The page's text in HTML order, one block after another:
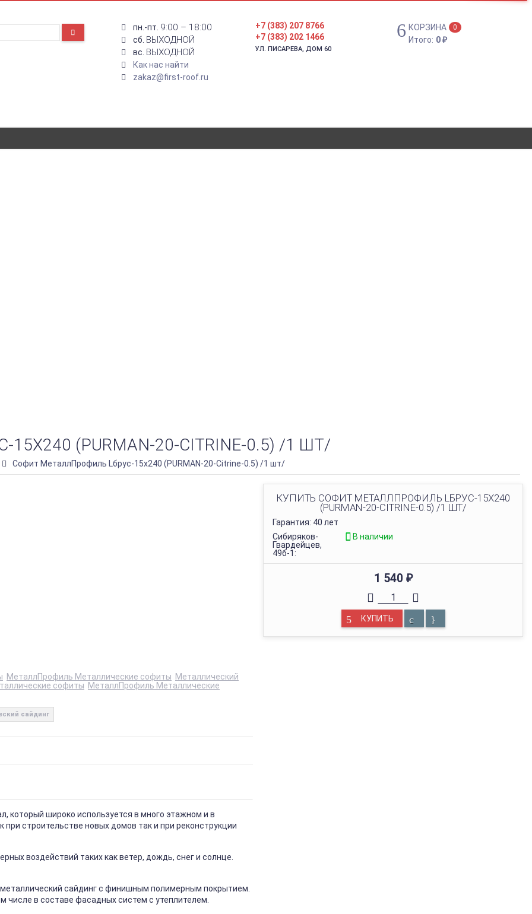
пн.-пт. 9:00 – 18:00
сб. ВЫХОДНОЙ
вс. ВЫХОДНОЙ
Как нас найти
zakaz@first-roof.ru
+7 (383) 207 8766
+7 (383) 202 1466
УЛ. ПИСАРЕВА, ДОМ 60
КОРЗИНА 0
Итого: 0₽
(PURMAN-20-CITRINE-0.5) /1 ШТ/
Софит МеталлПрофиль Lбрус-15х240 (PURMAN-20-Citrine-0.5) /1 шт/
КУПИТЬ СОФИТ МЕТАЛЛПРОФИЛЬ LБРУС-15Х240
(PURMAN-20-CITRINE-0.5) /1 ШТ/
Гарантия: 40 лет
Сибиряков-
Гвардейцев,
49б-1:
В наличии
1 540 ₽
КУПИТЬ
МеталлПрофиль Металлические софиты Металлический
софиты МеталлПрофиль Металлические
сайдинг
который широко используется в много этажном и в
строительстве новых домов так и при реконструкции
воздействий таких как ветер, дождь, снег и солнце.
сайдинг с финишным полимерным покрытием.
числе в составе фасадных систем с утеплителем.